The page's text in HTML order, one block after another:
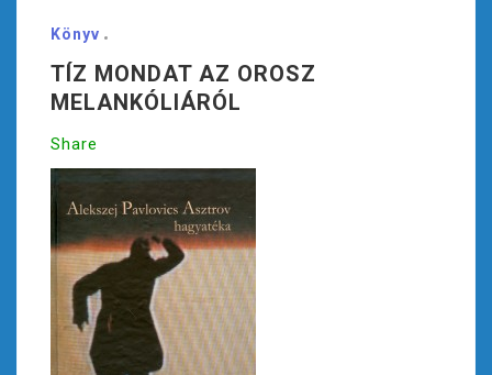
Könyv
TÍZ MONDAT AZ OROSZ
MELANKÓLIÁRÓL
Share